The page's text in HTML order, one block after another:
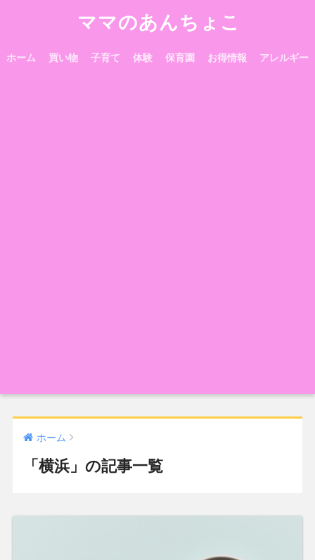
ママのあんちょこ
ホーム 買い物 子育て 体験 保育園 お得情報 アレルギー
ホーム
「横浜」の記事一覧